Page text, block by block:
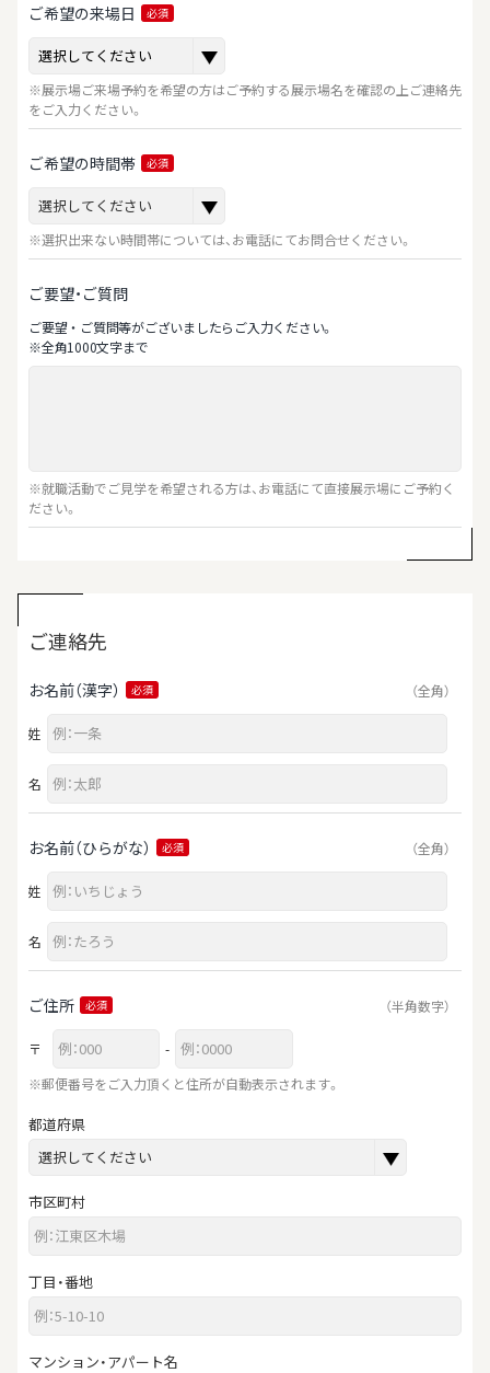
ご希望の来場日 必須
※展示場ご来場予約を希望の方はご予約する展示場名を確認の上ご連絡先
をご入力ください。
ご希望の時間帯 必須
※選択出来ない時間帯については、お電話にてお問合せください。
ご要望・ご質問
ご要望‧ご質問等がございましたらご⼊⼒ください。
※全⾓1000⽂字まで
※就職活動でご見学を希望される方は、お電話にて直接展示場にご予約く
ださい。
ご連絡先
お名前（漢字） 必須 （全角）
姓
名
お名前（ひらがな） 必須 （全角）
姓
名
ご住所 必須 （半角数字）
〒
-
※郵便番号をご入力頂くと住所が自動表示されます。
都道府県
市区町村
丁目・番地
マンション・アパート名